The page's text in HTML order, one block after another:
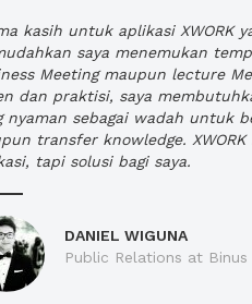
kasih untuk aplikasi XWORK
saya menemukan
Meeting maupun lecture
dan praktisi, saya
nyaman sebagai wadah untuk
transfer knowledge.
tapi solusi bagi saya.
DANIEL WIGUNA
Public Relations at Binus